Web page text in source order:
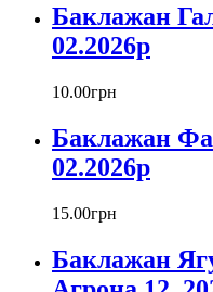
Баклажан
02.2026р
10.00грн
Баклажан
02.2026р
15.00грн
Баклажан